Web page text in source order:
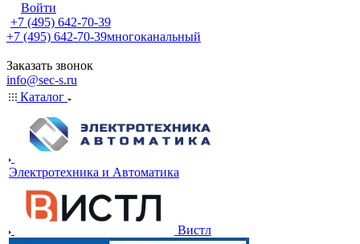
Войти
+7 (495) 642-70-39
+7 (495) 642-70-39многоканальный
Заказать звонок
info@sec-s.ru
Каталог
Электротехника и Автоматика
Вистл